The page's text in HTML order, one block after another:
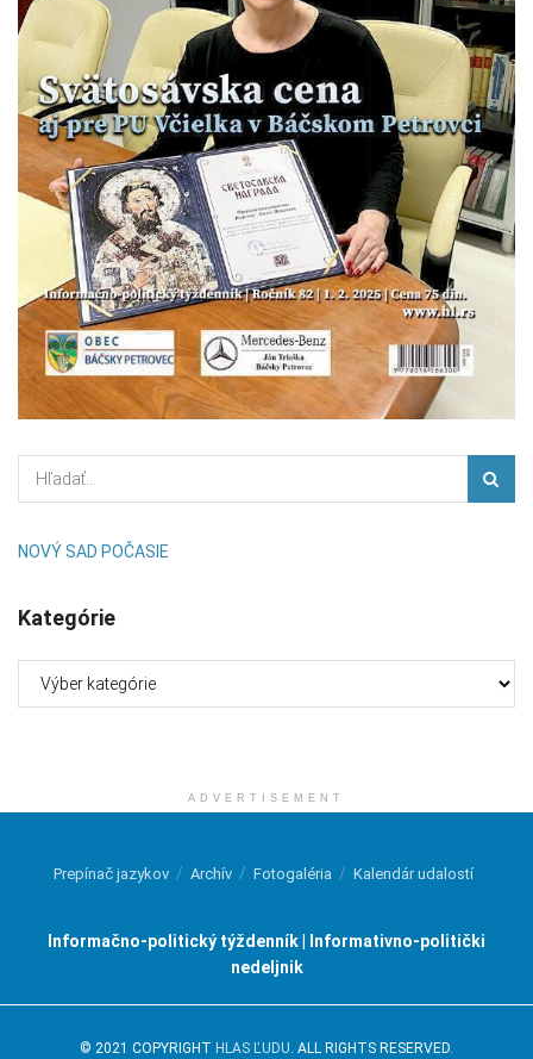
NOVÝ SAD POČASIE
Kategórie
ADVERTISEMENT
Prepínač jazykov Archív Fotogaléria Kalendár udalostí
Informačno-politický týždenník | Informativno-politički
nedeljnik
© 2021 COPYRIGHT HLAS ĽUDU. ALL RIGHTS RESERVED.